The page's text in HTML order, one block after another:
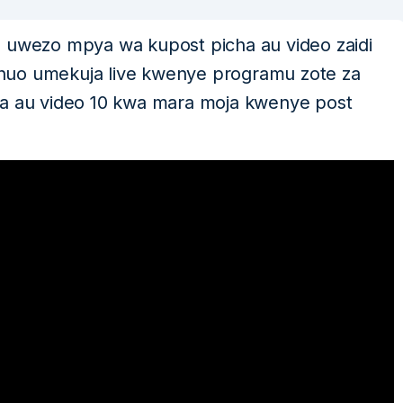
mpya wa kupost picha au video zaidi
umekuja live kwenye programu zote za
au video 10 kwa mara moja kwenye post